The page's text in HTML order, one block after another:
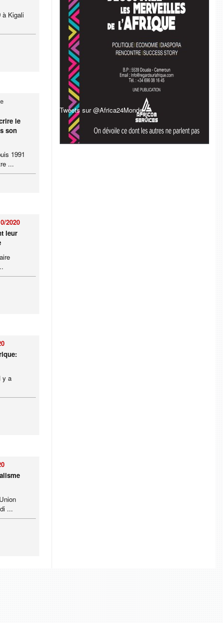
à Kigali
le
son
1991
...
2020
leur
y a
...
Tweets sur @Africa24Monde